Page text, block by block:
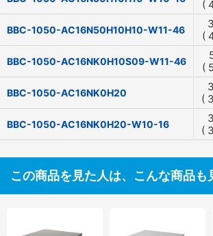
(
BBC-1050-AC16N50H10H10-W11-46
(
BBC-1050-AC16NK0H10S09-W11-46
(
BBC-1050-AC16NK0H20
(
BBC-1050-AC16NK0H20-W10-16
(
この商品を見た人は、こんな商品も